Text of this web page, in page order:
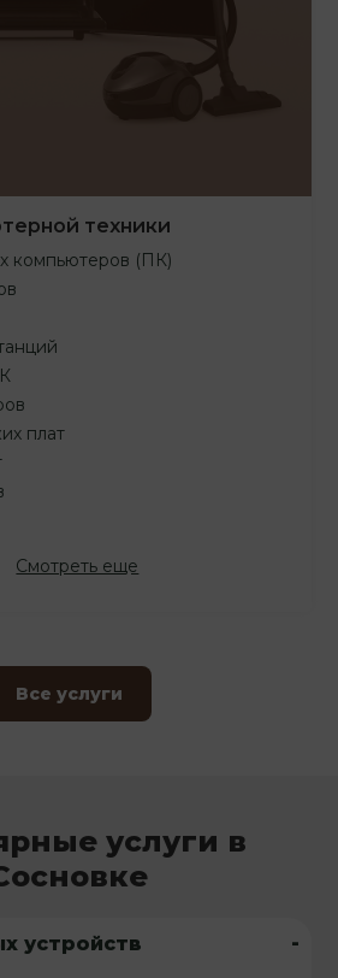
техники
компьютеров (ПК)
плат
Смотреть еще
Все услуги
услуги в
устройств -